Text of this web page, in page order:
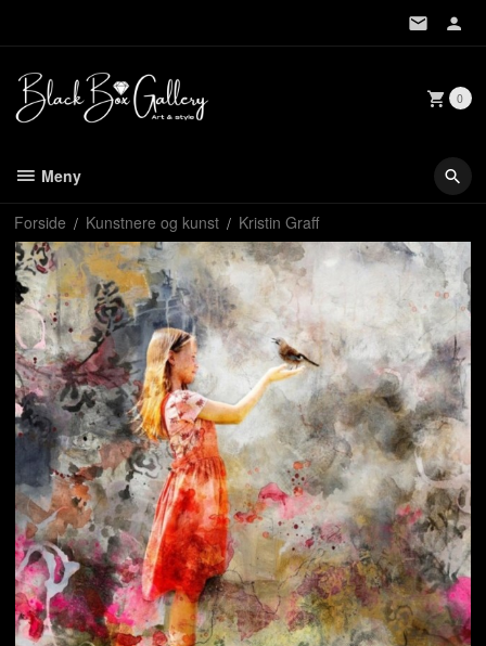
0
Meny
Forside Kunstnere og kunst Kristin Graff